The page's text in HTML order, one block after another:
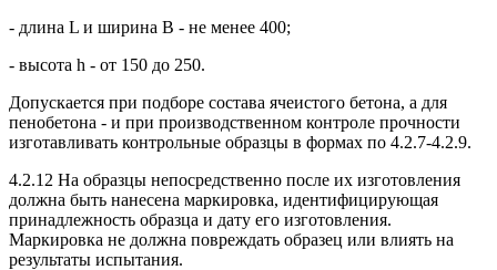
- длина L и ширина B - не менее 400;
- высота h - от 150 до 250.
Допускается при подборе состава ячеистого бетона, а для
пенобетона - и при производственном контроле прочности
изготавливать контрольные образцы в формах по 4.2.7-4.2.9.
4.2.12 На образцы непосредственно после их изготовления
должна быть нанесена маркировка, идентифицирующая
принадлежность образца и дату его изготовления.
Маркировка не должна повреждать образец или влиять на
результаты испытания.